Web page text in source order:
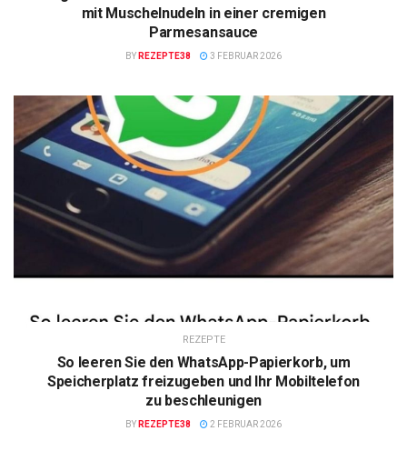
mit Muschelnudeln in einer cremigen
Parmesansauce
BY REZEPTE38 3 FEBRUAR 2026
REZEPTE
So leeren Sie den WhatsApp-Papierkorb, um
Speicherplatz freizugeben und Ihr Mobiltelefon
zu beschleunigen
BY REZEPTE38 2 FEBRUAR 2026